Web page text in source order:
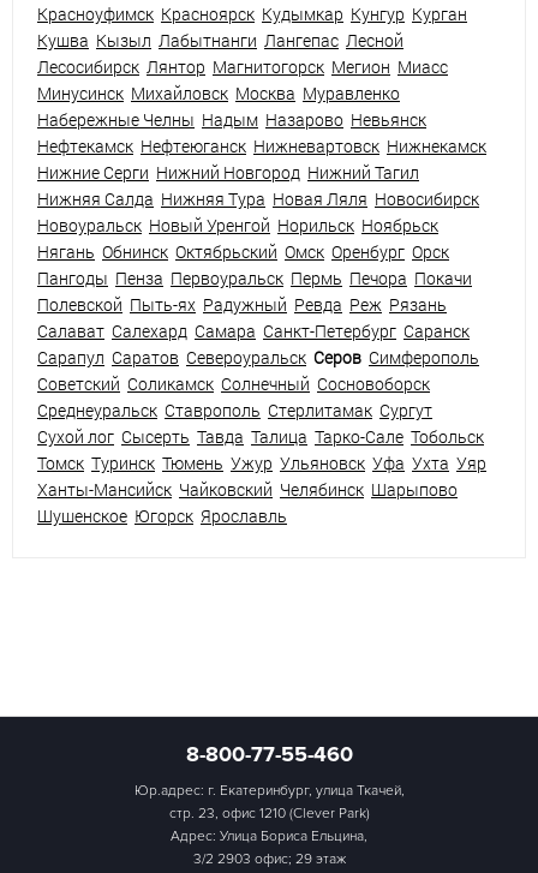
Красноуфимск Красноярск Кудымкар Кунгур Курган
Кушва Кызыл Лабытнанги Лангепас Лесной
Лесосибирск Лянтор Магнитогорск Мегион Миасс
Минусинск Михайловск Москва Муравленко
Набережные Челны Надым Назарово Невьянск
Нефтекамск Нефтеюганск Нижневартовск Нижнекамск
Нижние Серги Нижний Новгород Нижний Тагил
Нижняя Салда Нижняя Тура Новая Ляля Новосибирск
Новоуральск Новый Уренгой Норильск Ноябрьск
Нягань Обнинск Октябрьский Омск Оренбург Орск
Пангоды Пенза Первоуральск Пермь Печора Покачи
Полевской Пыть-ях Радужный Ревда Реж Рязань
Салават Салехард Самара Санкт-Петербург Саранск
Сарапул Саратов Североуральск Серов Симферополь
Советский Соликамск Солнечный Сосновоборск
Среднеуральск Ставрополь Стерлитамак Сургут
Сухой лог Сысерть Тавда Талица Тарко-Сале Тобольск
Томск Туринск Тюмень Ужур Ульяновск Уфа Ухта Уяр
Ханты-Мансийск Чайковский Челябинск Шарыпово
Шушенское Югорск Ярославль
8-800-77-55-460
Юр.адрес: г. Екатеринбург, улица Ткачей,
стр. 23, офис 1210 (Clever Park)
Адрес: Улица Бориса Ельцина,
3/2 2903 офис; 29 этаж